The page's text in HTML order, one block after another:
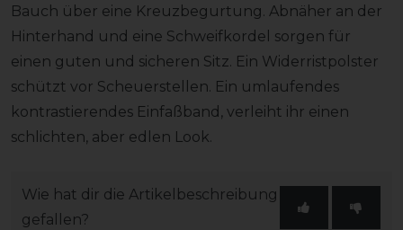
Bauch über eine Kreuzbegurtung. Abnäher an der
Hinterhand und eine Schweifkordel sorgen für
einen guten und sicheren Sitz. Ein Widerristpolster
schützt vor Scheuerstellen. Ein umlaufendes
kontrastierendes Einfaßband, verleiht ihr einen
schlichten, aber edlen Look.
Wie hat dir die Artikelbeschreibung
gefallen?